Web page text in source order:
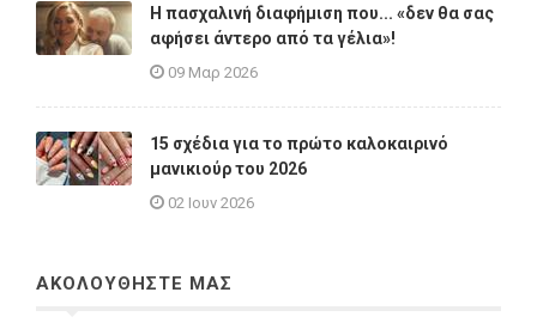
Η πασχαλινή διαφήμιση που... «δεν θα σας
αφήσει άντερο από τα γέλια»!
09 Μαρ 2026
15 σχέδια για το πρώτο καλοκαιρινό
μανικιούρ του 2026
02 Ιουν 2026
ΑΚΟΛΟΥΘΗΣΤΕ ΜΑΣ